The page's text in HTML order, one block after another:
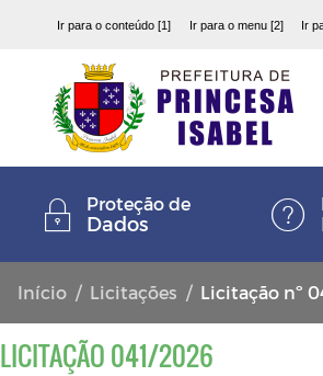
Ir para o conteúdo [1] Ir para o menu [2] Ir
Proteção de
Dados
Início Licitações Licitação nº
LICITAÇÃO 041/2026